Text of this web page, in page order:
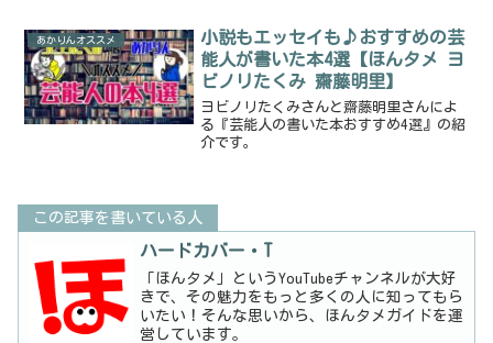
由まで詳しく紹介します。
あかりんオススメ
小説もエッセイも♪おすすめの芸
能人が書いた本4選【ほんタメ ヨ
ビノリたくみ 齋藤明里】
ヨビノリたくみさんと齋藤明里さんによ
る『芸能人の書いた本おすすめ4選』の紹
介です。
この記事を書いている人
ハードカバー・T
「ほんタメ」というYouTubeチャンネルが大好
きで、その魅力をもっと多くの人に知ってもら
いたい！そんな思いから、ほんタメガイドを運
営しています。